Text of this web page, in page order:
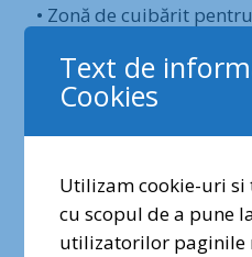
• Zonă de cuibărit
păsări migratoare
lacuri interioare.
ale Râului Dâmbovița,
Morii și, de aici, în
• Prezența căilor de
Text de
Cookies
Utilizam cookie-uri
cu scopul de a pune
utilizatorilor paginile